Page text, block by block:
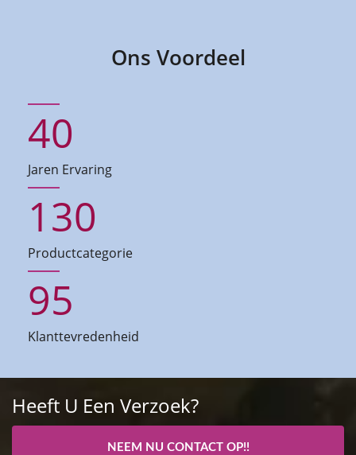
Ons Voordeel
40
Jaren Ervaring
130
Productcategorie
95
Klanttevredenheid
Heeft U Een Verzoek?
NEEM NU CONTACT OP!!